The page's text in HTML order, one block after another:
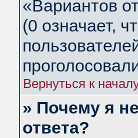
«Вариантов
(0 означает,
Вернуться к
» Почему я
ответа?